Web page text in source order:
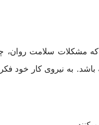
مشکلات سلامت روان،
به نیروی کار خود